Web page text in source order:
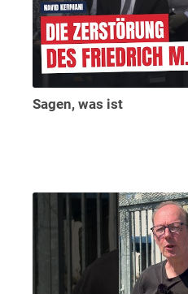
Sagen, was ist